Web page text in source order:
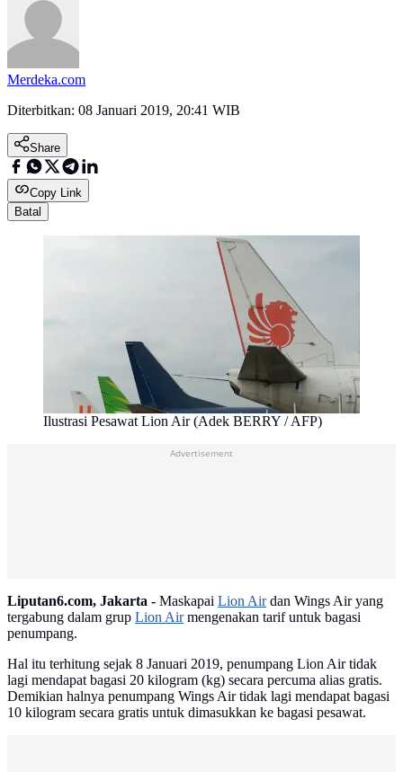
Merdeka.com
Diterbitkan: 08 Januari 2019, 20:41 WIB
Share
Copy Link
Batal
Ilustrasi Pesawat Lion Air (Adek BERRY / AFP)
Advertisement
Liputan6.com, Jakarta - Maskapai Lion Airdan Wings Air yang
tergabung dalam grup Lion Airmengenakan tarif untuk bagasi
penumpang.
Hal itu terhitung sejak 8 Januari 2019, penumpang Lion Air tidak
lagi mendapat bagasi 20 kilogram (kg) secara percuma alias gratis.
Demikian halnya penumpang Wings Air tidak lagi mendapat bagasi
10 kilogram secara gratis untuk dimasukkan ke bagasi pesawat.